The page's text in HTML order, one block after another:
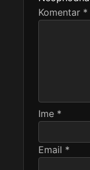
Komentar *
Ime *
Email *